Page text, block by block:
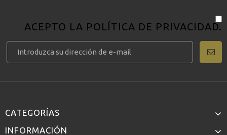
ACEPTO LA POLÍTICA DE PRIVACIDAD.
CATEGORÍAS
INFORMACIÓN